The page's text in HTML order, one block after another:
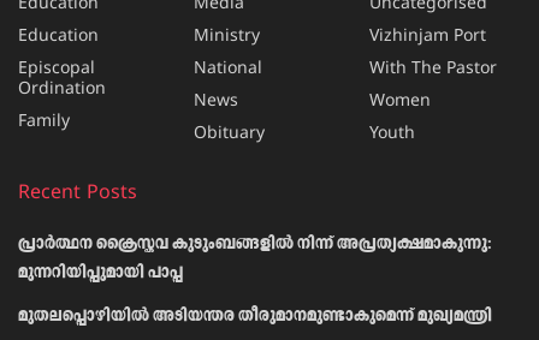
Education
Education
Episcopal
Ordination
Family
Media
Ministry
National
News
Obituary
Uncategorised
Vizhinjam Port
With The Pastor
Women
Youth
Recent Posts
പ്രാര്‍ത്ഥന ക്രൈസ്തവ കുടുംബങ്ങളില്‍ നിന്ന് അപ്രത്യക്ഷമാകുന്നു:
മുന്നറിയിപ്പുമായി പാപ്പ
മുതലപ്പൊഴിയിൽ അടിയന്തര തീരുമാനമുണ്ടാകുമെന്ന് മുഖ്യമന്ത്രി